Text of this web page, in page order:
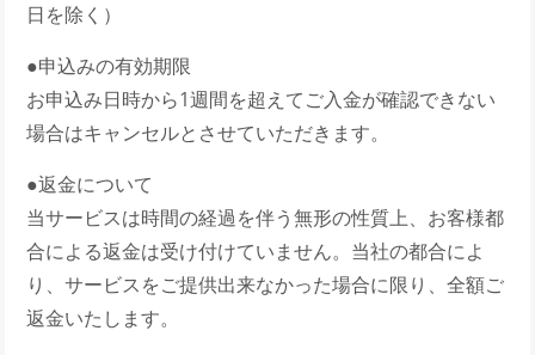
日を除く）
●申込みの有効期限
お申込み日時から1週間を超えてご入金が確認できない
場合はキャンセルとさせていただきます。
●返金について
当サービスは時間の経過を伴う無形の性質上、お客様都
合による返金は受け付けていません。当社の都合によ
り、サービスをご提供出来なかった場合に限り、全額ご
返金いたします。